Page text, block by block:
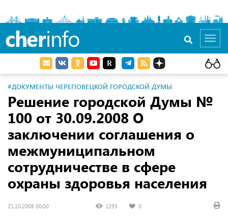
cherinfo
#ДОКУМЕНТЫ ЧЕРЕПОВЕЦКОЙ ГОРОДСКОЙ ДУМЫ
Решение городской Думы №
100 от 30.09.2008 О
заключении соглашения о
межмуниципальном
сотрудничестве в сфере
охраны здоровья населения
21.10.2008 00:00 1295 0